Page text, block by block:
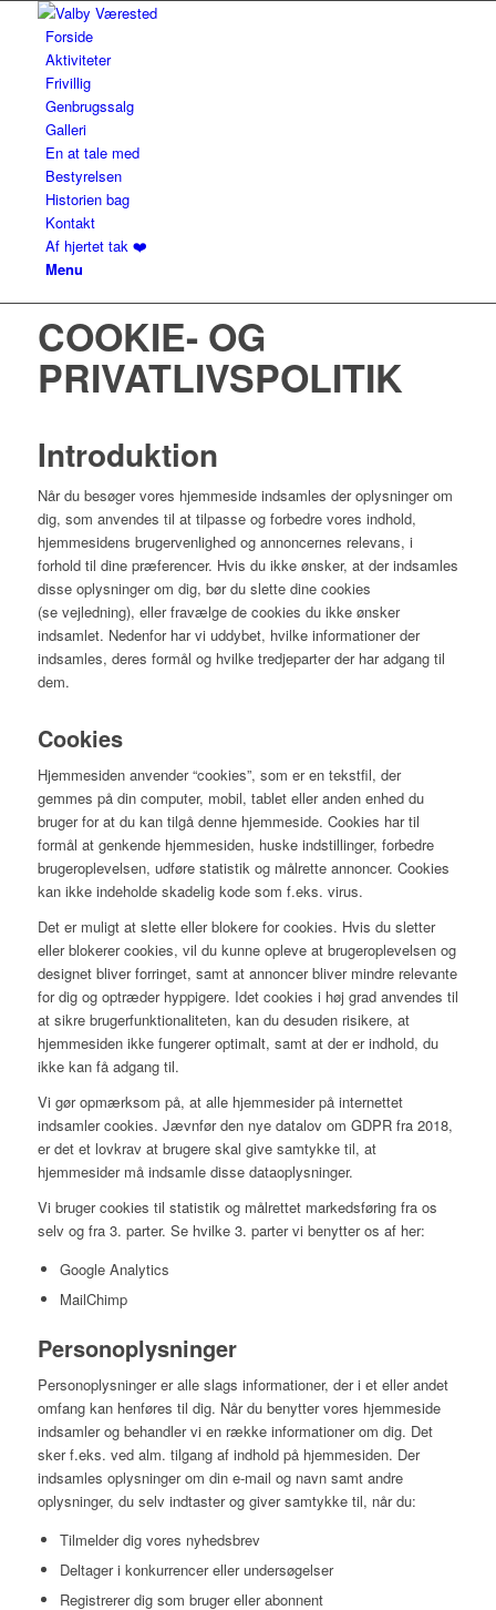
Forside
Aktiviteter
Frivillig
Genbrugssalg
Galleri
En at tale med
Bestyrelsen
Historien bag
Kontakt
Af hjertet tak ❤️
Menu
COOKIE- OG
PRIVATLIVSPOLITIK
Introduktion
Når du besøger vores hjemmeside indsamles der oplysninger om
dig, som anvendes til at tilpasse og forbedre vores indhold,
hjemmesidens brugervenlighed og annoncernes relevans, i
forhold til dine præferencer. Hvis du ikke ønsker, at der indsamles
disse oplysninger om dig, bør du slette dine cookies
(se vejledning), eller fravælge de cookies du ikke ønsker
indsamlet. Nedenfor har vi uddybet, hvilke informationer der
indsamles, deres formål og hvilke tredjeparter der har adgang til
dem.
Cookies
Hjemmesiden anvender “cookies”, som er en tekstfil, der
gemmes på din computer, mobil, tablet eller anden enhed du
bruger for at du kan tilgå denne hjemmeside. Cookies har til
formål at genkende hjemmesiden, huske indstillinger, forbedre
brugeroplevelsen, udføre statistik og målrette annoncer. Cookies
kan ikke indeholde skadelig kode som f.eks. virus.
Det er muligt at slette eller blokere for cookies. Hvis du sletter
eller blokerer cookies, vil du kunne opleve at brugeroplevelsen og
designet bliver forringet, samt at annoncer bliver mindre relevante
for dig og optræder hyppigere. Idet cookies i høj grad anvendes til
at sikre brugerfunktionaliteten, kan du desuden risikere, at
hjemmesiden ikke fungerer optimalt, samt at der er indhold, du
ikke kan få adgang til.
Vi gør opmærksom på, at alle hjemmesider på internettet
indsamler cookies. Jævnfør den nye datalov om GDPR fra 2018,
er det et lovkrav at brugere skal give samtykke til, at
hjemmesider må indsamle disse dataoplysninger.
Vi bruger cookies til statistik og målrettet markedsføring fra os
selv og fra 3. parter. Se hvilke 3. parter vi benytter os af her:
Google Analytics
MailChimp
Personoplysninger
Personoplysninger er alle slags informationer, der i et eller andet
omfang kan henføres til dig. Når du benytter vores hjemmeside
indsamler og behandler vi en række informationer om dig. Det
sker f.eks. ved alm. tilgang af indhold på hjemmesiden. Der
indsamles oplysninger om din e-mail og navn samt andre
oplysninger, du selv indtaster og giver samtykke til, når du:
Tilmelder dig vores nyhedsbrev
Deltager i konkurrencer eller undersøgelser
Registrerer dig som bruger eller abonnent